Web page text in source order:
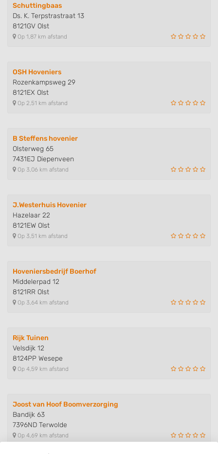
Schuttingbaas
Ds. K. Terpstrastraat 13
8121GV Olst
Op 1,87 km afstand
OSH Hoveniers
Rozenkampsweg 29
8121EX Olst
Op 2,51 km afstand
B Steffens hovenier
Olsterweg 65
7431EJ Diepenveen
Op 3,06 km afstand
J.Westerhuis Hovenier
Hazelaar 22
8121EW Olst
Op 3,51 km afstand
Hoveniersbedrijf Boerhof
Middelerpad 12
8121RR Olst
Op 3,64 km afstand
Rijk Tuinen
Velsdijk 12
8124PP Wesepe
Op 4,59 km afstand
Joost van Hoof Boomverzorging
Bandijk 63
7396ND Terwolde
Op 4,69 km afstand